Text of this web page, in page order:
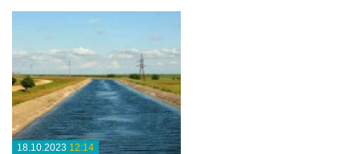
18.10.2023 12:14